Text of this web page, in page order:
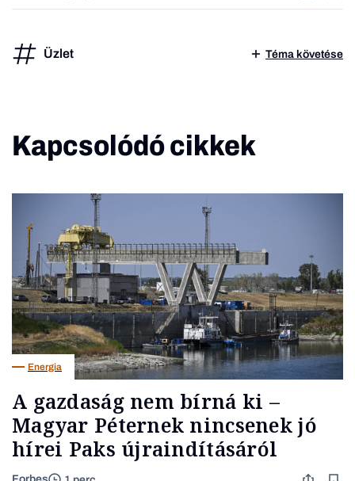
Üzlet Téma követése
Kapcsolódó cikkek
Energia
A gazdaság nem bírná ki –
Magyar Péternek nincsenek jó
hírei Paks újraindításáról